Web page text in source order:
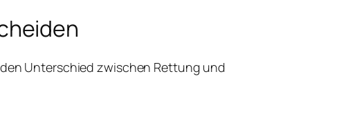
Unterschied zwischen Rettung und